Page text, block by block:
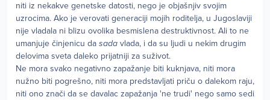
niti iz nekakve genetske datosti, nego je objašnjiv svojim
uzrocima. Ako je verovati generaciji mojih roditelja, u Jugoslaviji
nije vladala ni blizu ovolika besmislena destruktivnost. Ali to ne
umanjuje činjenicu da sada vlada, i da su ljudi u nekim drugim
delovima sveta daleko prijatniji za suživot.
Ne mora svako negativno zapažanje biti kuknjava, niti mora
nužno biti pogrešno, niti mora predstavljati priču o dalekom raju,
niti ono znači da se davalac zapažanja 'ne trudi' nego samo sedi